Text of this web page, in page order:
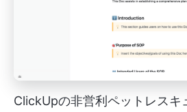
ClickUpの非営利ペットレスキ